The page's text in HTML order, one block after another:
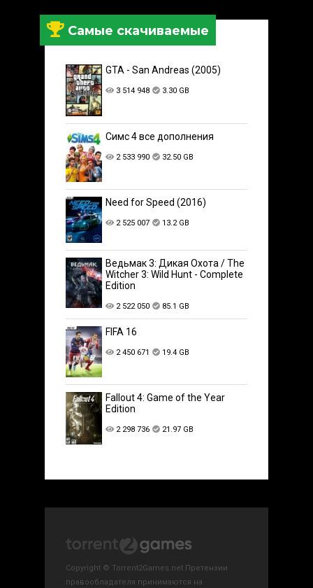
Самые скачиваемые
GTA - San Andreas (2005)
3 514 948 3.30 GB
Симс 4 все дополнения
2 533 990 32.50 GB
Need for Speed (2016)
2 525 007 13.2 GB
Ведьмак 3: Дикая Охота / The
Witcher 3: Wild Hunt - Complete
Edition
2 522 050 85.1 GB
FIFA 16
2 450 671 19.4 GB
Fallout 4: Game of the Year
Edition
2 298 736 21.97 GB
Copyright © Torrent2Games.net Претензии
правообладателя принимаются на